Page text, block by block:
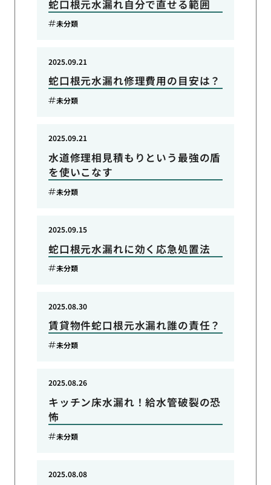
蛇口根元水漏れ自分で直せる範囲
未分類
蛇口根元水漏れ修理費用の目安は？
2025.09.21
未分類
水道修理相見積もりという最強の盾
を使いこなす
2025.09.21
未分類
蛇口根元水漏れに効く応急処置法
2025.09.15
未分類
賃貸物件蛇口根元水漏れ誰の責任？
2025.08.30
未分類
キッチン床水漏れ！給水管破裂の恐
怖
2025.08.26
未分類
2025.08.08